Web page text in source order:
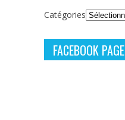
Catégories
FACEBOOK PAGE